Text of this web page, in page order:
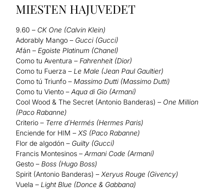
MIESTEN HAJUVEDET
9.60 – CK One (Calvin Klein)
Adorably Mango – Gucci (Gucci)
Afán – Egoiste Platinum (Chanel)
Como tu Aventura – Fahrenheit (Dior)
Como tu Fuerza – Le Male (Jean Paul Gaultier)
Como tú Triunfo – Massimo Dutti (Massimo Dutti)
Como tu Viento – Aqua di Gio (Armani)
Cool Wood & The Secret (Antonio Banderas) – One Million
(Paco Rabanne)
Criterio – Terre d´Hermés (Hermes Paris)
Enciende for HIM – XS (Paco Rabanne)
Flor de algodón – Guilty (Gucci)
Francis Montesinos – Armani Code (Armani)
Gesto – Boss (Hugo Boss)
Spirit (Antonio Banderas) – Xeryus Rouge (Givency)
Vuela – Light Blue (Donce & Gabbana)